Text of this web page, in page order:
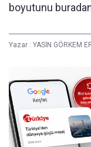
boyutunu
Yazar : YASİN GÖRKEM